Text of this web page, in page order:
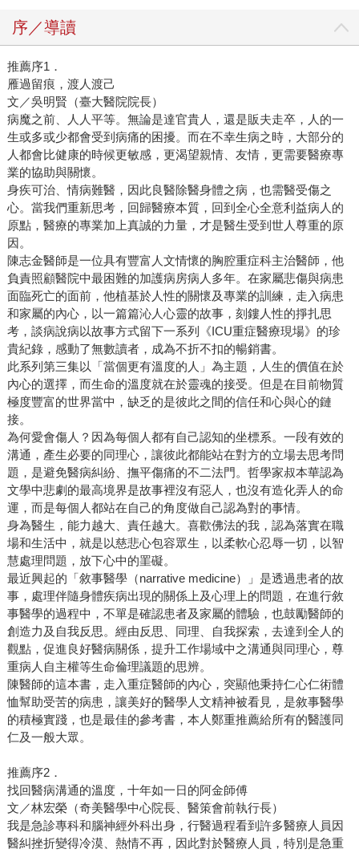
序／導讀
推薦序1．
雁過留痕，渡人渡己
文／吳明賢（臺大醫院院長）
病魔之前、人人平等。無論是達官貴人，還是販夫走卒，人的一
生或多或少都會受到病痛的困擾。而在不幸生病之時，大部分的
人都會比健康的時候更敏感，更渴望親情、友情，更需要醫療專
業的協助與關懷。
身疾可治、情病難醫，因此良醫除醫身體之病，也需醫受傷之
心。當我們重新思考，回歸醫療本質，回到全心全意利益病人的
原點，醫療的專業加上真誠的力量，才是醫生受到世人尊重的原
因。
陳志金醫師是一位具有豐富人文情懷的胸腔重症科主治醫師，他
負責照顧醫院中最困難的加護病房病人多年。在家屬悲傷與病患
面臨死亡的面前，他植基於人性的關懷及專業的訓練，走入病患
和家屬的內心，以一篇篇沁人心靈的故事，刻鏤人性的掙扎思
考，談病說病以故事方式留下一系列《ICU重症醫療現場》的珍
貴紀錄，感動了無數讀者，成為不折不扣的暢銷書。
此系列第三集以「當個更有溫度的人」為主題，人生的價值在於
內心的選擇，而生命的溫度就在於靈魂的接受。但是在目前物質
極度豐富的世界當中，缺乏的是彼此之間的信任和心與心的鏈
接。
為何愛會傷人？因為每個人都有自己認知的坐標系。一段有效的
溝通，產生必要的同理心，讓彼此都能站在對方的立場去思考問
題，是避免醫病糾紛、撫平傷痛的不二法門。哲學家叔本華認為
文學中悲劇的最高境界是故事裡沒有惡人，也沒有造化弄人的命
運，而是每個人都站在自己的角度做自己認為對的事情。
身為醫生，能力越大、責任越大。喜歡佛法的我，認為落實在職
場和生活中，就是以慈悲心包容眾生，以柔軟心忍辱一切，以智
慧處理問題，放下心中的罣礙。
最近興起的「敘事醫學（narrative medicine）」是透過患者的故
事，處理伴隨身體疾病出現的關係上及心理上的問題，在進行敘
事醫學的過程中，不單是確認患者及家屬的體驗，也鼓勵醫師的
創造力及自我反思。經由反思、同理、自我探索，去達到全人的
觀點，促進良好醫病關係，提升工作場域中之溝通與同理心，尊
重病人自主權等生命倫理議題的思辨。
陳醫師的這本書，走入重症醫師的內心，突顯他秉持仁心仁術體
恤幫助受苦的病患，讓美好的醫學人文精神被看見，是敘事醫學
的積極實踐，也是最佳的參考書，本人鄭重推薦給所有的醫護同
仁及一般大眾。
推薦序2．
找回醫病溝通的溫度，十年如一日的阿金師傅
文／林宏榮（奇美醫學中心院長、醫策會前執行長）
我是急診專科和腦神經外科出身，行醫過程看到許多醫療人員因
醫糾挫折變得冷漠、熱情不再，因此對於醫療人員，特別是急重